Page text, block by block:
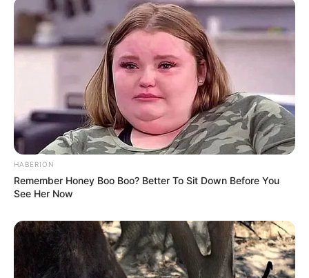
HABERION
Remember Honey Boo Boo? Better To Sit Down Before You
See Her Now